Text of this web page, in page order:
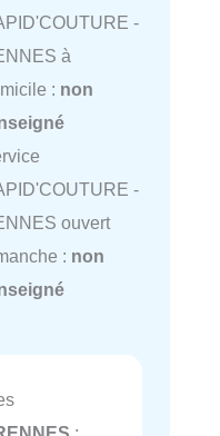
-
à
: non
-
ouvert
: non